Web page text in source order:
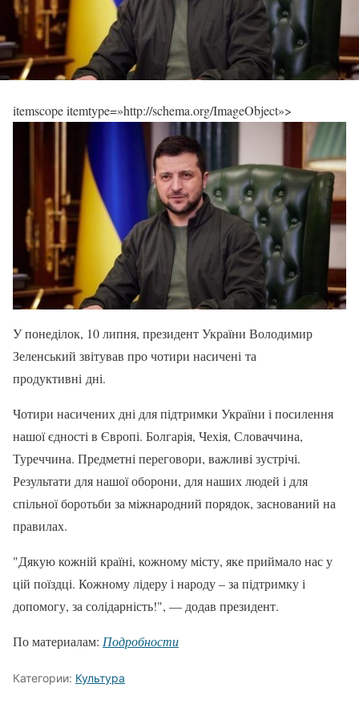
itemscope itemtype=»http://schema.org/ImageObject»>
У понеділок, 10 липня, президент України Володимир
Зеленський звітував про чотири насичені та
продуктивні дні.
Чотири насичених дні для підтримки України і посилення
нашої єдності в Європі. Болгарія, Чехія, Словаччина,
Туреччина. Предметні переговори, важливі зустрічі.
Результати для нашої оборони, для наших людей і для
спільної боротьби за міжнародний порядок, заснований на
правилах.
"Дякую кожній країні, кожному місту, яке приймало нас у
цій поїздці. Кожному лідеру і народу – за підтримку і
допомогу, за солідарність!", — додав президент.
По материалам: Подробности
Категории: Культура